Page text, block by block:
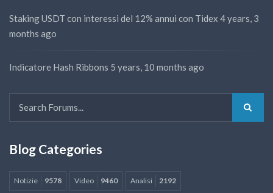
Staking USDT con interessi del 12% annui con Tidex 4 years, 3
months ago
Indicatore Hash Ribbons 5 years, 10 months ago
Blog Categories
Notizie 9578 Video 9460 Analisi 2192